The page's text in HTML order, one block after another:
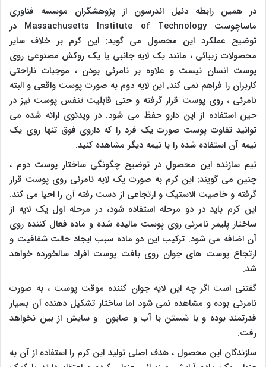
در همین رابطه دنیل اندرسون از پژوهشگران موسسه فناوری
ماساچوستMassachusetts Institute of Technology در
توضیح عملکرد این محصول می گوید: این کرم بر خلاف سایر
محصولات زیبائی ، مانند یک لایه جانبی یا یک روکش مصنوعی روی
پوست انسان نیست و علاوه بر نامرئی بودن ، موجبات ناراحتی
کاربران را فراهم نمی کند. این لایه دوم به صورت پوست واقعی و البته
نامرئی ، روی پوست قرار گرفته و حتی قابلیت تنفس پوست نیز در
حین استفاده از این دارو حفظ می شود. در ویدئوی ارائه شده می
توانید تفاوت پوست صورت یک فرد را که داروی فوق تنها روی یک
نیمه آن استفاده شده را با نیمه دیگر مشاهده کنید.
تیم سازنده این محصول در توضیح چگونگی ساختار پوست دوم ،
چنین می گویند: این کرم به صورت یک لایه نامرئی روی پوست قرار
گرفته و خاصیت الاستیک و ارتجاعی از دست رفته آن را احیا می کند.
این کرم باید در دو مرحله استفاده شود، در مرحله اول یک لایه از
ساختار پلیمر نامرئی روی پوست مالیده شده و ماده فعال کننده روی
آن اضافه می شود. ترکیب این دو ماده سبب ایجاد حالت شفافیت و
ارتجاع پوست های جوان روی بافت پوست افراد سالخورده خواهد
شد.
گفتنی است اگر چه این لایه جوان کننده موقت پوست ، به صورت
نامرئی بوده و مشاهده نمی شود اما ساختار تشکیل دهنده آن بسیار
قدرتمند بوده و با شستن با آب و صابون و سایش از بین نخواهد
رفت.
سازندگان این محصول ، هدف اصلی تولید این کرم را استفاده از آن به